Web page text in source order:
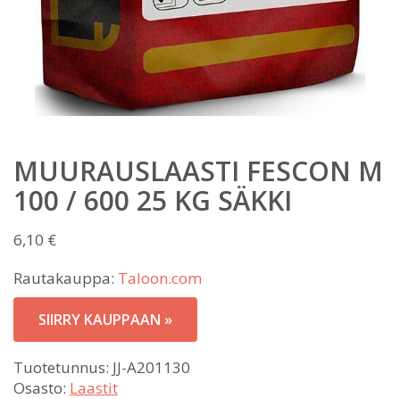
MUURAUSLAASTI FESCON M
100 / 600 25 KG SÄKKI
6,10 €
Rautakauppa: Taloon.com
SIIRRY KAUPPAAN »
Tuotetunnus: JJ-A201130
Osasto: Laastit